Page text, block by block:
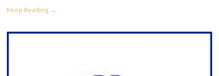
Keep Reading →